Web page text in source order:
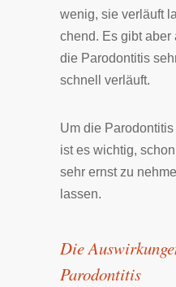
we­nig, sie ver­läuft
chend. Es gibt
die Pa­ro­don­ti­tis
schnell ver­läuft.
Um die
ist es wich­tig,
sehr ernst zu
las­sen.
Die
Parodontitis